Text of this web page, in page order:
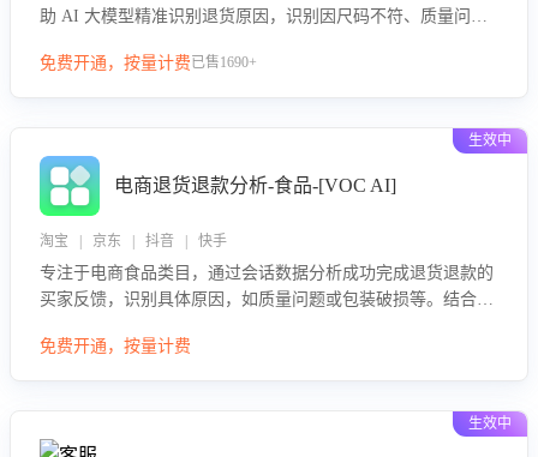
助 AI 大模型精准识别退货原因，识别因尺码不符、质量问题
商家优化产品或服务，实现销售额的显著提升。
免费开通，按量计费已售1690+
生效中
电商退货退款分析-食品-[VOC AI]
淘宝 | 京东 | 抖音 | 快手
专注于电商食品类目，通过会话数据分析成功完成退货退款的
买家反馈，识别具体原因，如质量问题或包装破损等。结合AI
低退款率，提升售后效率。
免费开通，按量计费
生效中